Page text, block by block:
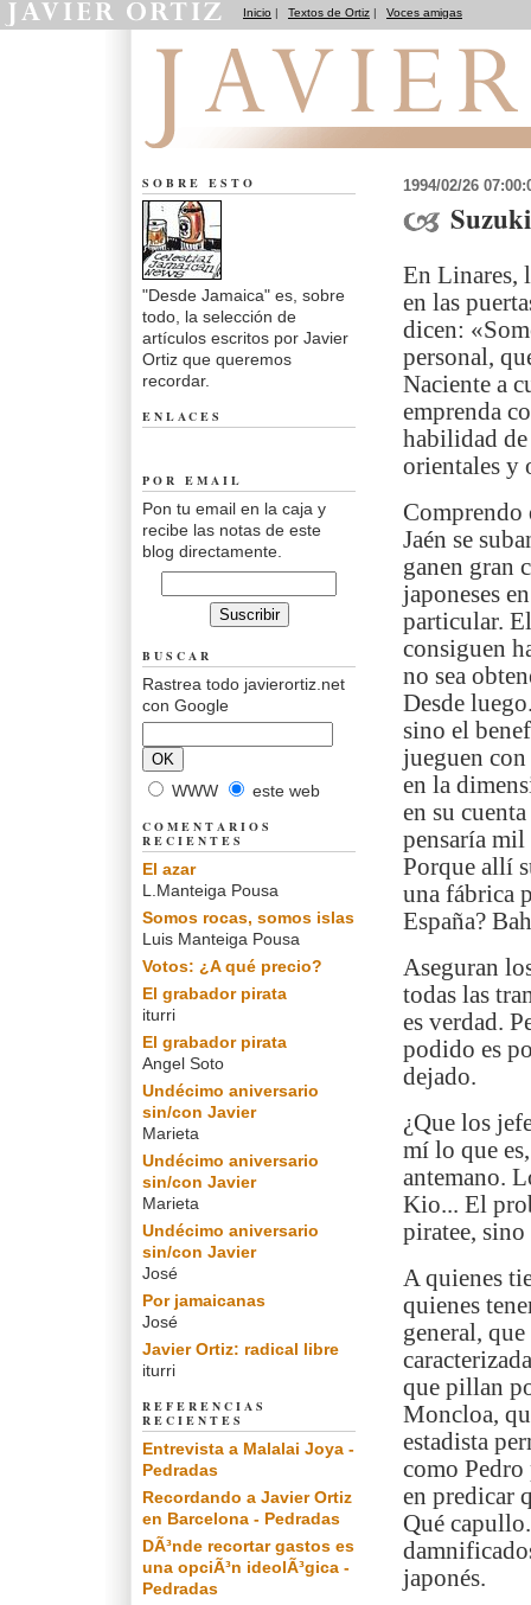
Inicio | Textos de Ortiz | Voces amigas
1994/02/26
En Linares,
en las
dicen:
personal,
Naciente a
emprenda
habilidad
orientales y
Comprendo
Jaén se
ganen gran
japoneses
particular.
consiguen
no sea
Desde
sino el
jueguen
en la
en su
pensaría mil
Porque allí
una fábrica
España?
Aseguran
todas las
es verdad.
podido es
dejado.
¿Que los
mí lo que
antemano.
Kio... El
piratee,
A quienes
quienes
general,
que pillan
Moncloa,
estadista
como Pedro
en predicar
Qué
japonés.
SOBRE ESTO
"Desde Jamaica" es, sobre
todo, la selección de
artículos escritos por Javier
Ortiz que queremos
recordar.
ENLACES
POR EMAIL
Pon tu email en la caja y
recibe las notas de este
blog directamente.
BUSCAR
Rastrea todo javierortiz.net
con Google
WWW este web
COMENTARIOS
RECIENTES
El azar
L.Manteiga Pousa
Somos rocas, somos islas
Luis Manteiga Pousa
Votos: ¿A qué precio?
El grabador pirata
iturri
El grabador pirata
Angel Soto
Undécimo aniversario
sin/con Javier
Marieta
Undécimo aniversario
sin/con Javier
Marieta
Undécimo aniversario
sin/con Javier
José
Por jamaicanas
José
Javier Ortiz: radical libre
iturri
REFERENCIAS
RECIENTES
Entrevista a Malalai Joya -
Pedradas
Recordando a Javier Ortiz
en Barcelona - Pedradas
DÃ³nde recortar gastos es
una opciÃ³n ideolÃ³gica -
Pedradas